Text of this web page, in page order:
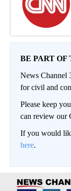
BE PART OF
News Channel
for civil and
Please keep
can review our
If you would
here.